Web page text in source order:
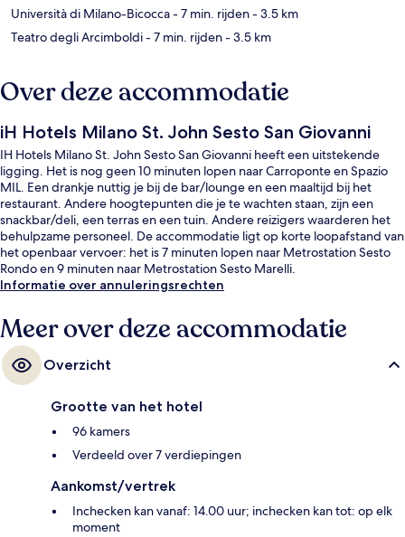
Università di Milano-Bicocca- 7 min. rijden- 3.5 km
Teatro degli Arcimboldi- 7 min. rijden- 3.5 km
Over deze accommodatie
iH Hotels Milano St. John Sesto San Giovanni
IH Hotels Milano St. John Sesto San Giovanni heeft een uitstekende
ligging. Het is nog geen 10 minuten lopen naar Carroponte en Spazio
MIL. Een drankje nuttig je bij de bar/lounge en een maaltijd bij het
restaurant. Andere hoogtepunten die je te wachten staan, zijn een
snackbar/deli, een terras en een tuin. Andere reizigers waarderen het
behulpzame personeel. De accommodatie ligt op korte loopafstand van
het openbaar vervoer: het is 7 minuten lopen naar Metrostation Sesto
Rondo en 9 minuten naar Metrostation Sesto Marelli.
Informatie over annuleringsrechten
Meer over deze accommodatie
Overzicht
Grootte van het hotel
96 kamers
Verdeeld over 7 verdiepingen
Aankomst/vertrek
Inchecken kan vanaf: 14.00 uur; inchecken kan tot: op elk
moment